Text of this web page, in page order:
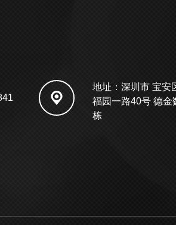
地址：深圳市 宝安
福园一路40号 德金
栋